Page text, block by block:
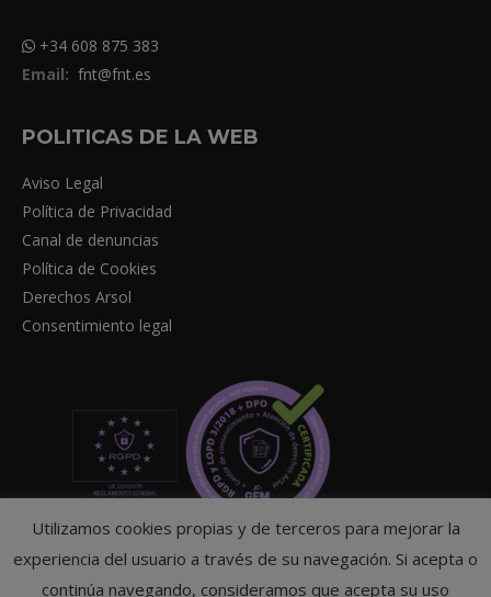
+34 608 875 383
Email: fnt@fnt.es
POLITICAS DE LA WEB
Aviso Legal
Política de Privacidad
Canal de denuncias
Política de Cookies
Derechos Arsol
Consentimiento legal
Utilizamos cookies propias y de terceros para mejorar la
experiencia del usuario a través de su navegación. Si acepta o
continúa navegando, consideramos que acepta su uso